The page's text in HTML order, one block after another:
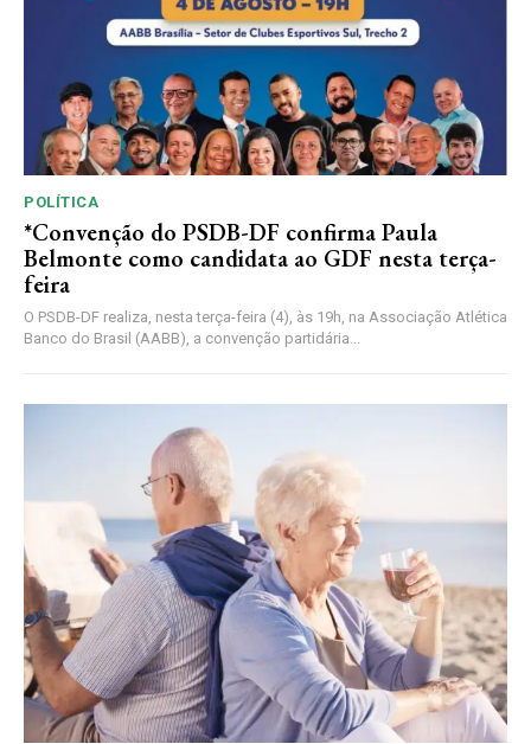
POLÍTICA
*Convenção do PSDB-DF confirma Paula
Belmonte como candidata ao GDF nesta terça-
feira
O PSDB-DF realiza, nesta terça-feira (4), às 19h, na Associação Atlética
Banco do Brasil (AABB), a convenção partidária...